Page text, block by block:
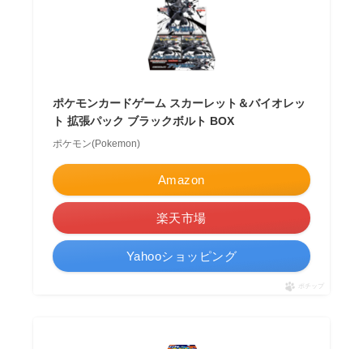
ポケモンカードゲーム スカーレット＆バイオレッ
ト 拡張パック ブラックボルト BOX
ポケモン(Pokemon)
Amazon
楽天市場
Yahooショッピング
ポチップ